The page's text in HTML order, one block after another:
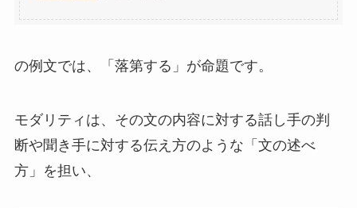
の例文では、「落第する」が命題です。
モダリティは、その文の内容に対する話し手の判
断や聞き手に対する伝え方のような「文の述べ
方」を担い、